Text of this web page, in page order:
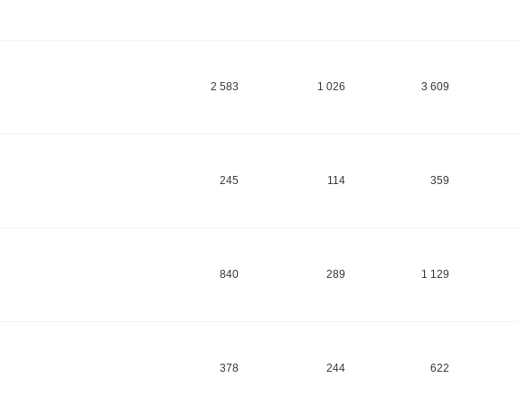
2 583 1 026 3 609
245 114 359
840 289 1 129
378 244 622